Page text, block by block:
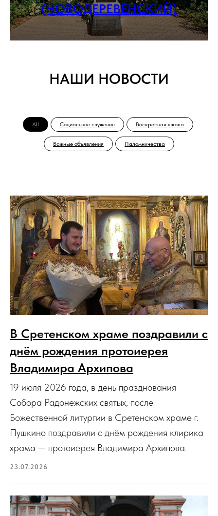
(НОВОДЕРЕВЕНСКИЙ)
НАШИ НОВОСТИ
All Социальное служение Воскресная школа
Важные объявления Паломничества
В Сретенском храме поздравили с
днём рождения протоиерея
Владимира Архипова
19 июля 2026 года, в день празднования
Собора Радонежских святых, после
Божественной литургии в Сретенском храме г.
Пушкино поздравили с днём рождения клирика
храма — протоиерея Владимира Архипова.
23.07.2026